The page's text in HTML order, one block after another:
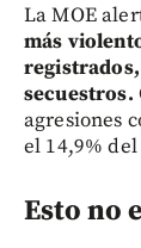
La MOE
más
secuestros.
agresiones
el 14,9%
Esto no